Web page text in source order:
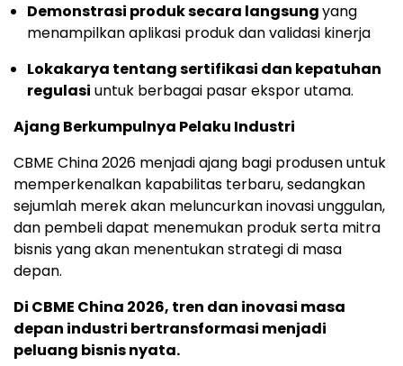
Demonstrasi produk secara langsungyang
menampilkan aplikasi produk dan validasi kinerja
Lokakarya tentang sertifikasi dan kepatuhan
regulasi untuk berbagai pasar ekspor utama.
Ajang Berkumpulnya Pelaku Industri
CBME China 2026 menjadi ajang bagi produsen untuk
memperkenalkan kapabilitas terbaru, sedangkan
sejumlah merek akan meluncurkan inovasi unggulan,
dan pembeli dapat menemukan produk serta mitra
bisnis yang akan menentukan strategi di masa
depan.
Di CBME China 2026, tren dan inovasi masa
depan industri bertransformasi menjadi
peluang bisnis nyata.